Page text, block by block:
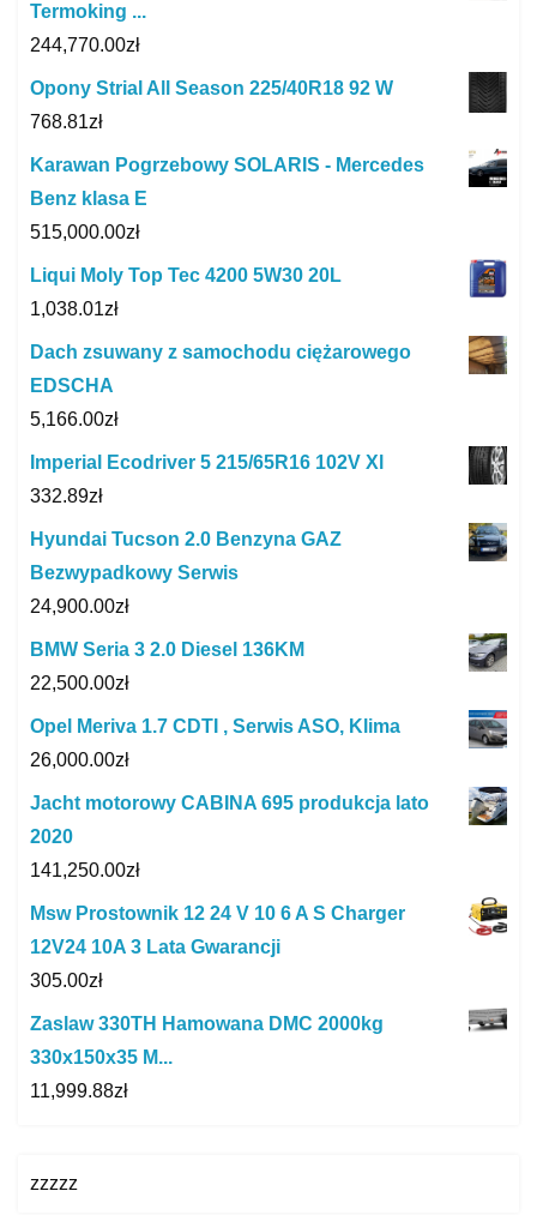
Termoking ...
244,770.00zł
Opony Strial All Season 225/40R18 92 W
768.81zł
Karawan Pogrzebowy SOLARIS - Mercedes
Benz klasa E
515,000.00zł
Liqui Moly Top Tec 4200 5W30 20L
1,038.01zł
Dach zsuwany z samochodu ciężarowego
EDSCHA
5,166.00zł
Imperial Ecodriver 5 215/65R16 102V Xl
332.89zł
Hyundai Tucson 2.0 Benzyna GAZ
Bezwypadkowy Serwis
24,900.00zł
BMW Seria 3 2.0 Diesel 136KM
22,500.00zł
Opel Meriva 1.7 CDTI , Serwis ASO, Klima
26,000.00zł
Jacht motorowy CABINA 695 produkcja lato
2020
141,250.00zł
Msw Prostownik 12 24 V 10 6 A S Charger
12V24 10A 3 Lata Gwarancji
305.00zł
Zaslaw 330TH Hamowana DMC 2000kg
330x150x35 M...
11,999.88zł
zzzzz